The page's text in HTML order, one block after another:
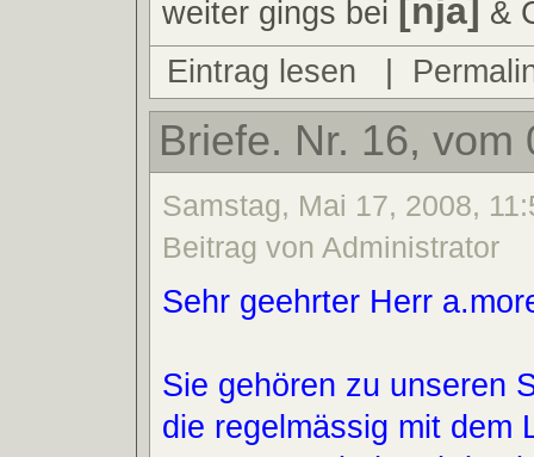
weiter gings bei [nja] &
Eintrag lesen
|
Briefe. Nr. 16, vom
Samstag, Mai 17, 2008,
Beitrag von Administrator
Sehr geehrter Herr
Sie gehören zu unseren
die regelmässig mit dem